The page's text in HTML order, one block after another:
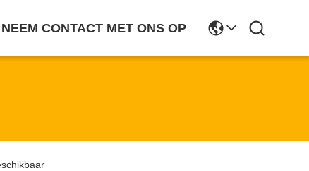
NEEM CONTACT MET ONS OP